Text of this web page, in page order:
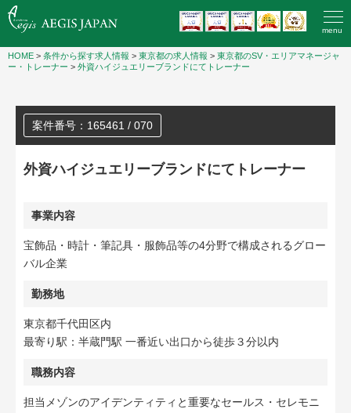
menu
HOME > 条件から探す求人情報 > 東京都の求人情報 > 東京都のSV・エリアマネージャ
ー・トレーナー > 外資ハイジュエリーブランドにてトレーナー
案件番号：165461 / 070
外資ハイジュエリーブランドにてトレーナー
事業内容
宝飾品・時計・筆記具・服飾品等の4分野で構成されるグロー
バル企業
勤務地
東京都千代田区内
最寄り駅：半蔵門駅 一番近い出口から徒歩３分以内
職務内容
担当メゾンのアイデンティティと重要なセールス・セレモニ